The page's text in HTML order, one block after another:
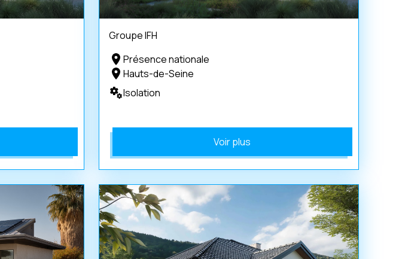
Groupe IFH
Présence nationale
Hauts-de-Seine
Isolation
Voir plus